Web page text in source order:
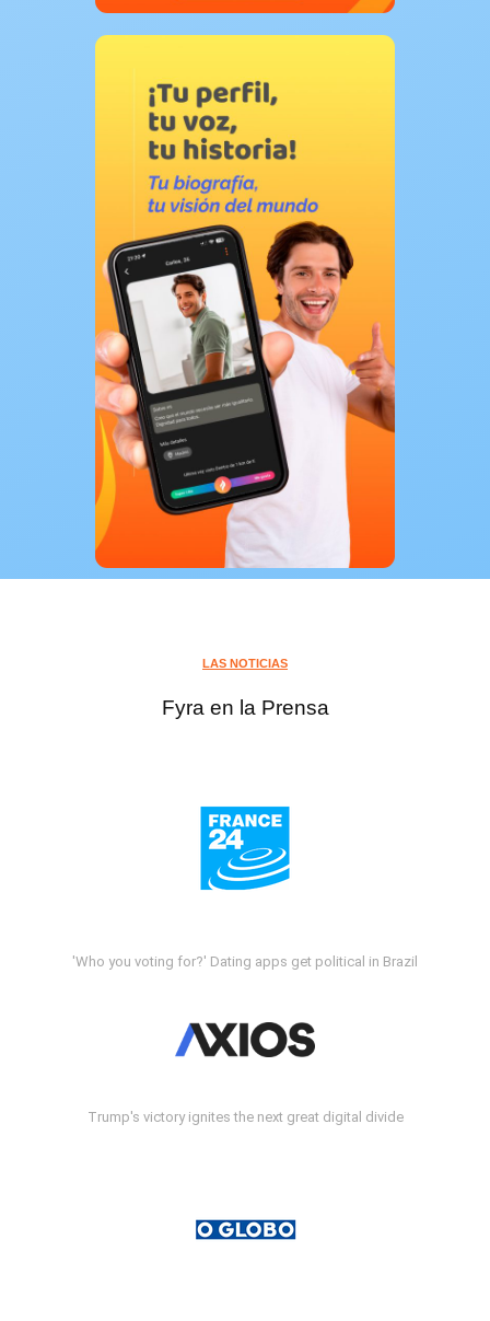
LAS NOTICIAS
Fyra en la Prensa
'Who you voting for?' Dating apps get political in Brazil
Trump's victory ignites the next great digital divide